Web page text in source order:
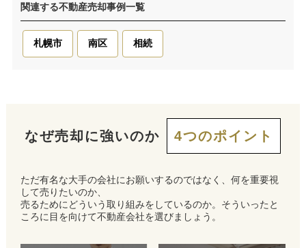
関連する不動産売却事例一覧
札幌市 南区 相続
なぜ売却に強いのか 4つのポイント
ただ有名な大手の会社にお願いするのではなく、何を重要視
して売りたいのか、
売るためにどういう取り組みをしているのか。そういったと
ころに目を向けて不動産会社を選びましょう。